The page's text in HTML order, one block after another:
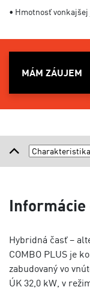
• Hmotnosť
MÁM ZÁUJEM
Hybridná časť –
COMBO PLUS je
zabudovaný vo
ÚK 32,0 kW, v